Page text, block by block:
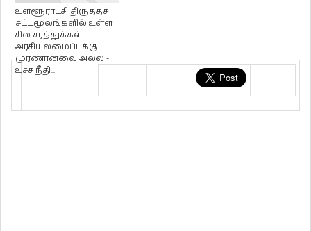
உள்ளூராட்சி திருத்தச்
சட்டமூலங்களில் உள்ள
சில சரத்துக்கள்
அரசியலமைப்புக்கு
முரணானவை அல்ல -
உச்ச நீதி...